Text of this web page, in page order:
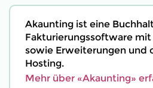
Akaunting ist eine
Fakturierungssoftware
sowie Erweiterungen und
Hosting.
Mehr über «Akaunting»